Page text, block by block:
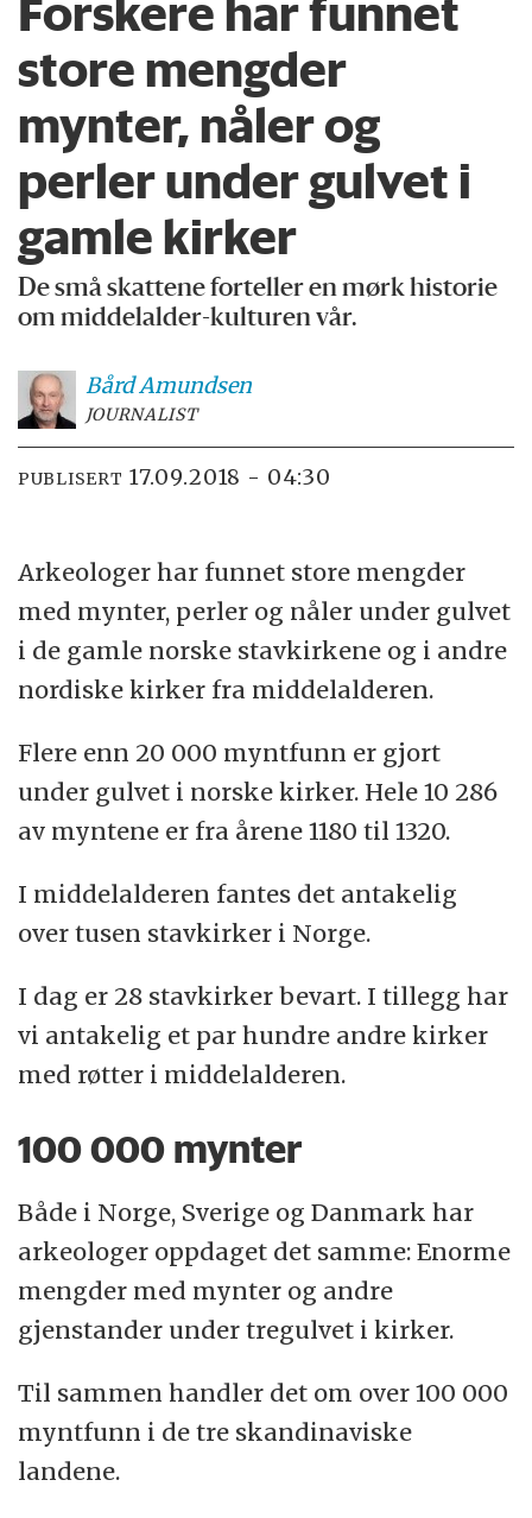
Forskere har funnet
store mengder
mynter, nåler og
perler under gulvet i
gamle kirker
De små skattene forteller en mørk historie
om middelalder-kulturen vår.
BårdAmundsen
JOURNALIST
PUBLISERT 17.09.2018 - 04:30
Arkeologer har funnet store mengder
med mynter, perler og nåler under gulvet
i de gamle norske stavkirkene og i andre
nordiske kirker fra middelalderen.
Flere enn 20 000 myntfunn er gjort
under gulvet i norske kirker. Hele 10 286
av myntene er fra årene 1180 til 1320.
I middelalderen fantes det antakelig
over tusen stavkirker i Norge.
I dag er 28 stavkirker bevart. I tillegg har
vi antakelig et par hundre andre kirker
med røtter i middelalderen.
100 000 mynter
Både i Norge, Sverige og Danmark har
arkeologer oppdaget det samme: Enorme
mengder med mynter og andre
gjenstander under tregulvet i kirker.
Til sammen handler det om over 100 000
myntfunn i de tre skandinaviske
landene.